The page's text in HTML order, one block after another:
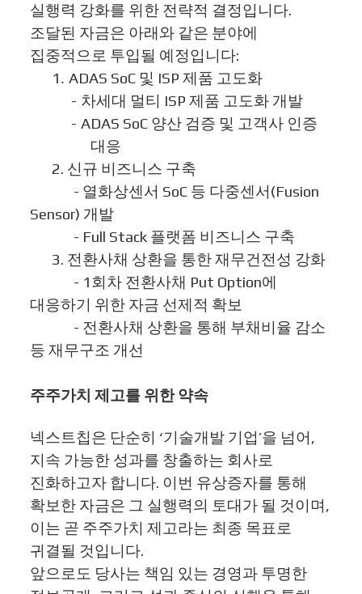
실행력 강화를 위한 전략적 결정입니다.
조달된 자금은 아래와 같은 분야에
집중적으로 투입될 예정입니다:
1️.ADAS SoC 및 ISP제품 고도화
- 차세대 멀티 ISP제품 고도화 개발
- ADAS SoC 양산 검증 및 고객사 인증
대응
2. 신규 비즈니스 구축
- 열화상센서 SoC 등 다중센서 (Fusion
Sensor) 개발
- Full Stack 플랫폼 비즈니스 구축
3. 전환사채 상환을 통한 재무건전성 강화
- 1회차 전환사채 Put Option에
대응하기 위한 자금 선제적 확보
- 전환사채 상환을 통해 부채비율 감소
등 재무구조 개선
주주가치 제고를 위한 약속
넥스트칩은 단순히 ‘기술개발 기업’을 넘어 ,
지속 가능한 성과를 창출하는 회사로
진화하고자 합니다. 이번 유상증자를 통해
확보한 자금은 그 실행력의 토대가 될 것이며 ,
이는 곧 주주가치 제고라는 최종 목표로
귀결될 것입니다.
앞으로도 당사는 책임 있는 경영과 투명한